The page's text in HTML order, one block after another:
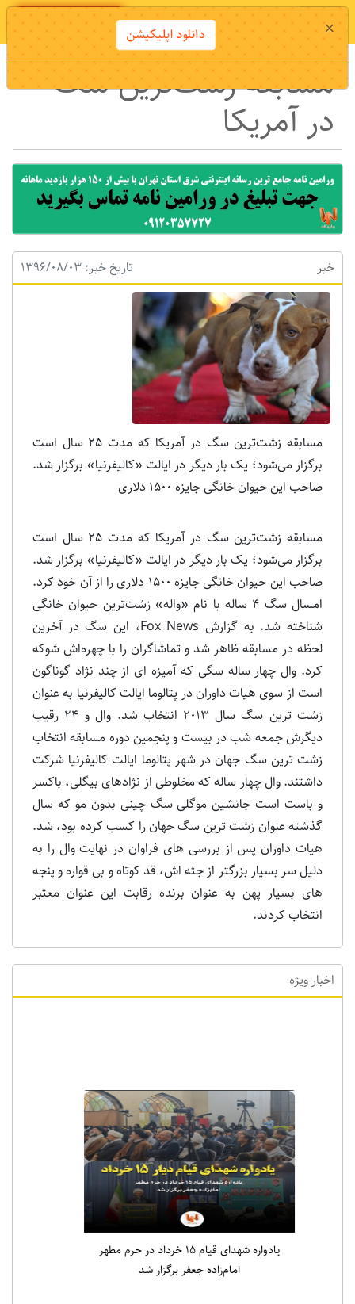
دانلود اپلیکیشن
مسابقه ز‌شت‌تر‌ین سگ
در آمریکا
خبر تاریخ خبر: 1396/08/03
مسابقه ز‌شت‌تر‌ین سگ در آمریکا که مدت 25 سال است
برگزار می‌شود؛ یک بار دیگر در ایالت «کالیفرنیا» برگزار شد.
صاحب این حیوان خانگی جایزه 1500 دلاری
مسابقه ز‌شت‌تر‌ین سگ در آمریکا که مدت 25 سال است
برگزار می‌شود؛ یک بار دیگر در ایالت «کالیفرنیا» برگزار شد.
صاحب این حیوان خانگی جایزه 1500 دلاری را از آن خود کرد.
امسال سگ 4 ساله با نام «واله» زشت‌ترین حیوان خانگی
شناخته شد. به گزارش Fox News، این سگ در آخرین
لحظه در مسابقه ظاهر شد و تماشاگران را با چهره‌اش شوکه
کرد. وال چهار ساله سگی که آمیزه ای از چند نژاد گوناگون
است از سوی هیات داوران در پتالوما ایالت کالیفرنیا به عنوان
زشت ترین سگ سال 2013 انتخاب شد. وال و 24 رقیب
دیگرش جمعه شب در بیست و پنجمین دوره مسابقه انتخاب
زشت ترین سگ جهان در شهر پتالوما ایالت کالیفرنیا شرکت
داشتند. وال چهار ساله که مخلوطی از نژادهای بیگلی، باکسر
و باست است جانشین موگلی سگ چینی بدون مو که سال
گذشته عنوان زشت ترین سگ جهان را کسب کرده بود، شد.
هیات داوران پس از بررسی های فراوان در نهایت وال را به
دلیل سر بسیار بزرگتر از جثه اش، قد کوتاه و بی قواره و پنجه
های بسیار پهن به عنوان برنده رقابت این عنوان معتبر
انتخاب کردند.
اخبار ویژه
یادواره شهدای قیام ۱۵ خرداد در حرم مطهر
امام‌زاده جعفر برگزار شد
× دانلود اپلیکیشن